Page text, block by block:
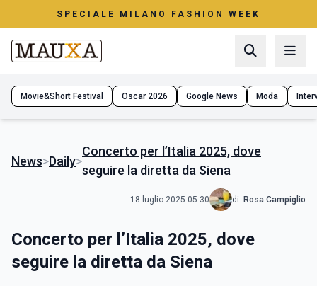
SPECIALE MILANO FASHION WEEK
Movie&Short Festival Oscar 2026 Google News Moda
News>Daily>
Concerto per l’Italia 2025, dove
seguire la diretta da Siena
18 luglio 2025 05:30 di: Rosa Campiglio
Concerto per l’Italia 2025, dove
seguire la diretta da Siena